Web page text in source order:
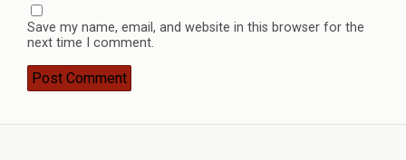
Save my name, email, and website in this browser for the
next time I comment.